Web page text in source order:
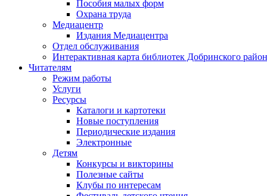
Пособия малых форм
Охрана труда
Медиацентр
Издания Медиацентра
Отдел обслуживания
Интерактивная карта библиотек Добринского
Читателям
Режим работы
Услуги
Ресурсы
Каталоги и картотеки
Новые поступления
Периодические издания
Электронные
Детям
Конкурсы и викторины
Полезные сайты
Клубы по интересам